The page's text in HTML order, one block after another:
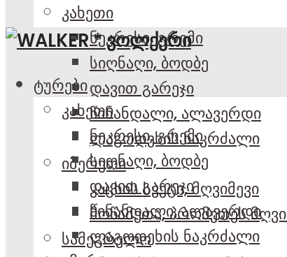
კახეთი
ნეკრესი, გრემი
სიღნაღი, ბოდბე
დავით გარეჯი
წინანდალი, ალავერდი
ლაგოდეხის ნაკრძალი
იმერეთი
კაცხის სვეტი, მღვიმევი
მოწამეთა, პრომეთეს
სამეგრელო
ტურები
კახეთი
ნეკრესი, გრემი
სიღნაღი, ბოდბე
დავით გარეჯი
წინანდალი, ალავერდი
ლაგოდეხის ნაკრძალი